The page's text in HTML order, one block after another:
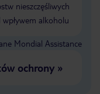
nieszczęśliwych
alkoholu
Mondial Assistance
ochrony»